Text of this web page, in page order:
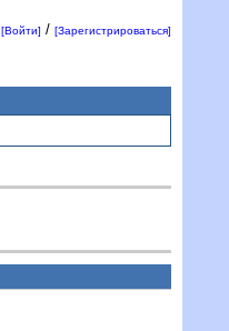
[Войти] /[Зарегистрироваться]